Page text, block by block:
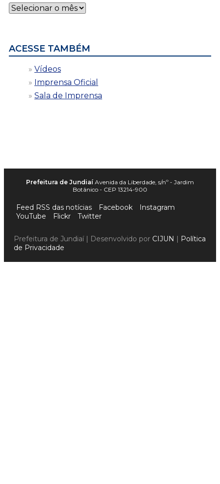
Notícias
por
ACESSE TAMBÉM
Vídeos
Imprensa Oficial
Sala de Imprensa
Prefeitura de Jundiaí Avenida da Liberdade, s/nº - Jardim
Botânico - CEP 13214-900
Feed RSS das notícias Facebook
Instagram
YouTube
Flickr Twitter
Prefeitura de Jundiaí | Desenvolvido por CIJUN | Política
de Privacidade